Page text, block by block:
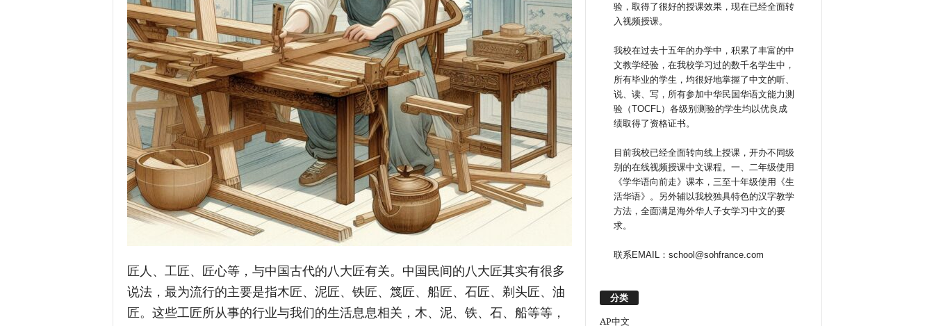
匠人、工匠、匠心等，与中国古代的八大匠有关。中国民间的八大匠其实有很多
说法，最为流行的主要是指木匠、泥匠、铁匠、篾匠、船匠、石匠、剃头匠、油
匠。这些工匠所从事的行业与我们的生活息息相关，木、泥、铁、石、船等等，
验，取得了很好的授课效果，现在已经全面转
入视频授课。
我校在过去十五年的办学中，积累了丰富的中
文教学经验，在我校学习过的数千名学生中，
所有毕业的学生，均很好地掌握了中文的听、
说、读、写，所有参加中华民国华语文能力测
验（TOCFL）各级别测验的学生均以优良成
绩取得了资格证书。
目前我校已经全面转向线上授课，开办不同级
别的在线视频授课中文课程。一、二年级使用
《学华语向前走》课本，三至十年级使用《生
活华语》。另外辅以我校独具特色的汉字教学
方法，全面满足海外华人子女学习中文的要
求。
联系EMAIL：school@sohfrance.com
分类
AP中文